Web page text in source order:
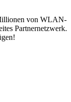
von WLAN-
Partnernetzwerk.